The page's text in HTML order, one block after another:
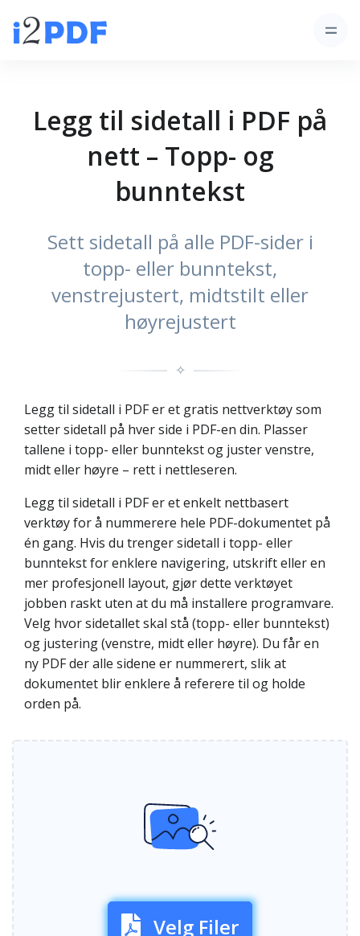
Legg til sidetall i PDF på
nett – Topp- og
bunntekst
Sett sidetall på alle PDF-sider i
topp- eller bunntekst,
venstrejustert, midtstilt eller
høyrejustert
✧
Legg til sidetall i PDF er et gratis nettverktøy som
setter sidetall på hver side i PDF-en din. Plasser
tallene i topp- eller bunntekst og juster venstre,
midt eller høyre – rett i nettleseren.
Legg til sidetall i PDF er et enkelt nettbasert
verktøy for å nummerere hele PDF-dokumentet på
én gang. Hvis du trenger sidetall i topp- eller
bunntekst for enklere navigering, utskrift eller en
mer profesjonell layout, gjør dette verktøyet
jobben raskt uten at du må installere programvare.
Velg hvor sidetallet skal stå (topp- eller bunntekst)
og justering (venstre, midt eller høyre). Du får en
ny PDF der alle sidene er nummerert, slik at
dokumentet blir enklere å referere til og holde
orden på.
Velg Filer